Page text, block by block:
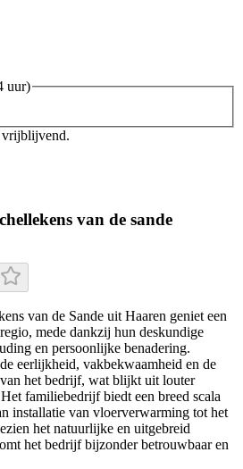
uur)
vrijblijvend.
van de sande
van de Sande uit Haaren geniet een
mede dankzij hun deskundige
en persoonlijke benadering.
eerlijkheid, vakbekwaamheid en de
het bedrijf, wat blijkt uit louter
familiebedrijf biedt een breed scala
installatie van vloerverwarming tot het
het natuurlijke en uitgebreid
het bedrijf bijzonder betrouwbaar en